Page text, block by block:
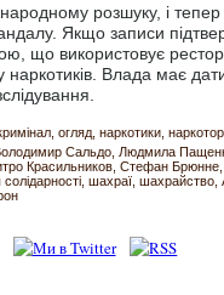
розшуку, і тепер
Якщо записи
що використовує
наркотиків. Влада має дати
огляд наркотики
Сальдо Людмила
Красильников Стефан Брюнне
шахраї шахрайство